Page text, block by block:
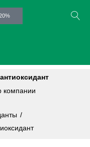
компании
/